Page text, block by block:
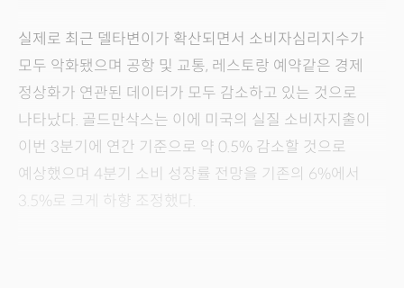
실제로 최근 델타변이가 확산되면서 소비자심리지수가
모두 악화됐으며 공항 및 교통, 레스토랑 예약같은 경제
정상화가 연관된 데이터가 모두 감소하고 있는 것으로
나타났다. 골드만삭스는 이에 미국의 실질 소비자지출이
이번 3분기에 연간 기준으로 약 0.5% 감소할 것으로
예상했으며 4분기 소비 성장률 전망을 기존의 6%에서
3.5%로 크게 하향 조정했다.